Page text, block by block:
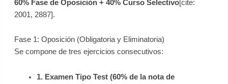
60% Fase de Oposición + 40% Curso Selectivo[cite:
2001, 2887].
Fase 1: Oposición (Obligatoria y Eliminatoria)
Se compone de tres ejercicios consecutivos:
1. Examen Tipo Test (60% de la nota de